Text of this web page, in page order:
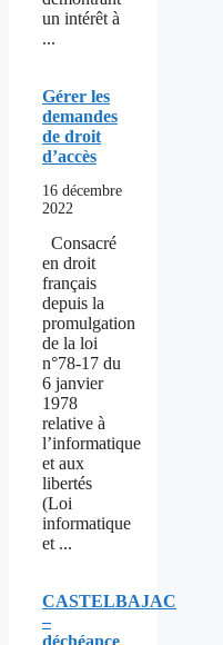
un intérêt à
...
Gérer les
demandes
de droit
d’accès
16 décembre
2022
Consacré
en droit
français
depuis la
promulgation
de la loi
n°78-17 du
6 janvier
1978
relative à
l’informatique
et aux
libertés
(Loi
informatique
et ...
CASTELBAJAC
–